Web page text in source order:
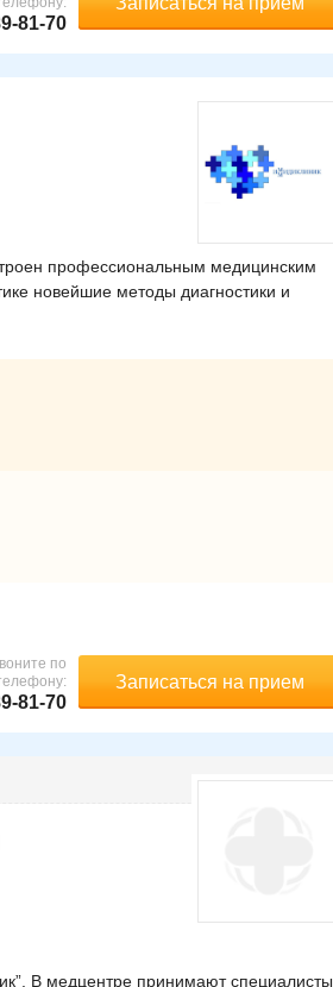
81-70
профессиональным медицинским
новейшие методы диагностики и
Записаться на прием
по
81-70
В медцентре принимают специалисты